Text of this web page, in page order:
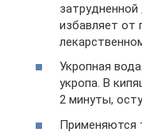
избавляет от
Укропная
укропа. В
2 минуты,
Применяются